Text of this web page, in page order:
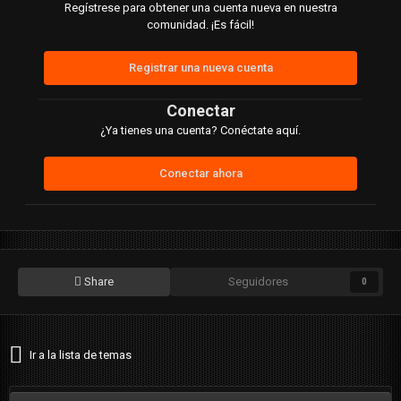
Regístrese para obtener una cuenta nueva en nuestra
comunidad. ¡Es fácil!
Registrar una nueva cuenta
Conectar
¿Ya tienes una cuenta? Conéctate aquí.
Conectar ahora
Share Seguidores 0
Ir a la lista de temas